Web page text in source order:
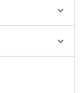
vol.